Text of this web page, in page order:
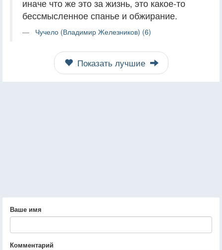
иначе что же это за жизнь, это какое-то
бессмысленное спанье и обжирание.
Чучело (Владимир Железников) (6)
Показать лучшие
Ваше имя
Комментарий